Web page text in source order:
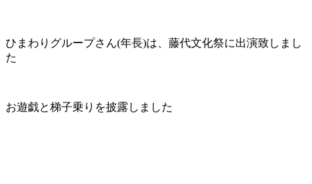
ひまわりグループさん(年長)は、藤代文化祭に出演致しまし
た
お遊戯と梯子乗りを披露しました